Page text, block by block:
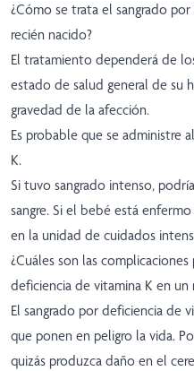
¿Cómo se trata el sangrado
recién nacido?
El tratamiento dependerá de
estado de salud general de su
gravedad de la afección.
Es probable que se administre
K.
Si tuvo sangrado intenso,
sangre. Si el bebé está
en la unidad de cuidados
¿Cuáles son las
deficiencia de vitamina K en un
El sangrado por deficiencia de
que ponen en peligro la vida.
quizás produzca daño en el